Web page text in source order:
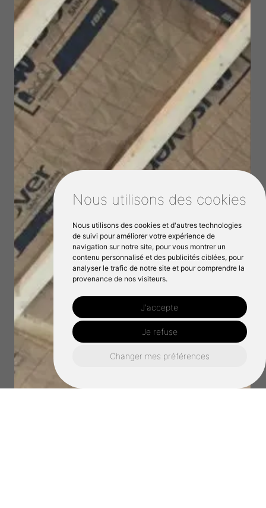
Nous utilisons des cookies
Nous utilisons des cookies et d'autres technologies
de suivi pour améliorer votre expérience de
navigation sur notre site, pour vous montrer un
contenu personnalisé et des publicités ciblées, pour
analyser le trafic de notre site et pour comprendre la
provenance de nos visiteurs.
J'accepte
Je refuse
Changer mes préférences